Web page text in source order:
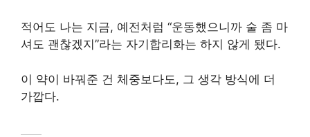
적어도 나는 지금, 예전처럼 “운동했으니까 술 좀 마
셔도 괜찮겠지”라는 자기합리화는 하지 않게 됐다.
이 약이 바꿔준 건 체중보다도, 그 생각 방식에 더
가깝다.